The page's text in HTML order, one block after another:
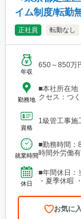
イム制度/転勤
正社員 転勤なし
年収
650～850万
勤務地
■本社所在地
クセス：つ
資格
1級管工事施
就業時間
■勤務時間：
時間外労働
休日
■年間休日
・夏季休暇
お気に